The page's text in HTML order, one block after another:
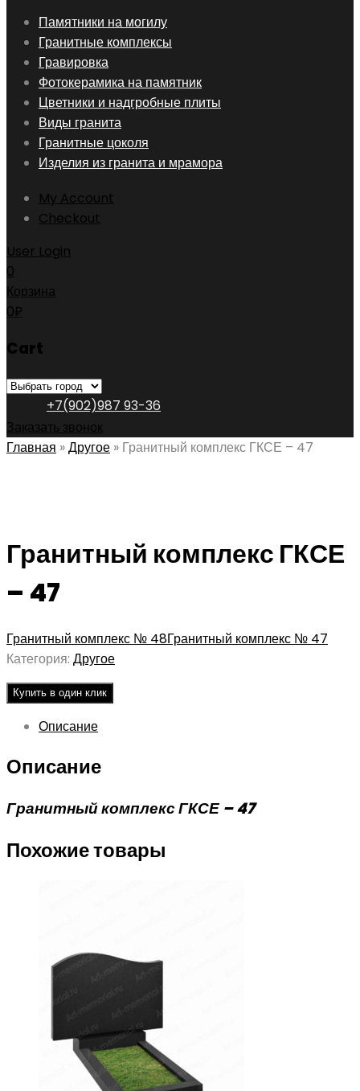
Skip
content
Памятники на могилу
Гранитные комплексы
Гравировка
Фотокерамика на памятник
Цветники и надгробные плиты
Виды гранита
Гранитные цоколя
Изделия из гранита и мрамора
My Account
Checkout
User Login
0
Корзина
0₽
Cart
+7(902)987 93-36
Заказать звонок
Главная »Другое » Гранитный комплекс ГКСЕ – 47
Гранитный комплекс ГКСЕ
– 47
Гранитный комплекс № 48Гранитный комплекс № 47
Категория: Другое
Купить в один клик
Описание
Описание
Гранитный комплекс ГКСЕ – 47
Похожие товары